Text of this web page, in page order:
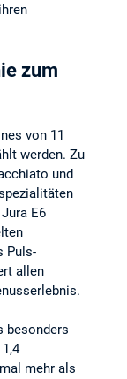
zum
von 11
werden. Zu
und
E6
Puls-
allen
besonders
mehr als